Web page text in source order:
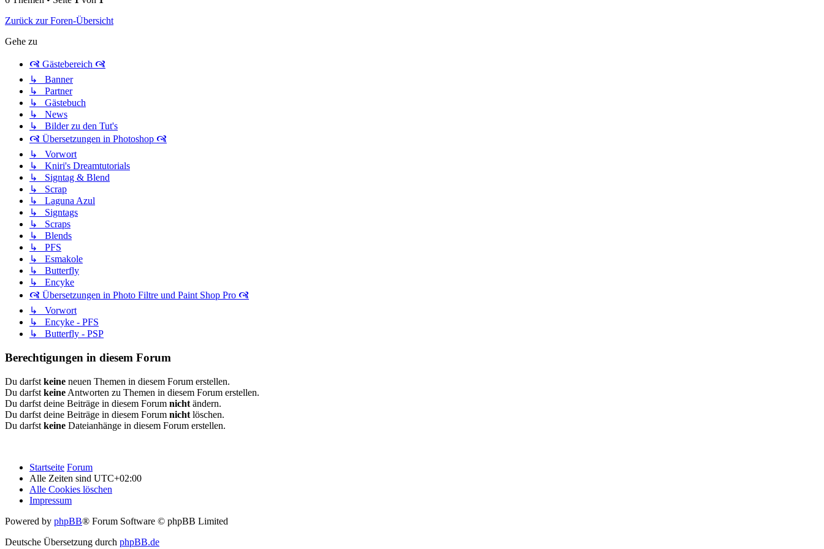
Zurück zur Foren-Übersicht
Gehe zu
🙧 Gästebereich 🙧
↳ Banner
↳ Partner
↳ Gästebuch
↳ News
↳ Bilder zu den Tut's
🙧 Übersetzungen in Photoshop 🙧
↳ Vorwort
↳ Kniri's Dreamtutorials
↳ Signtag & Blend
↳ Scrap
↳ Laguna Azul
↳ Signtags
↳ Scraps
↳ Blends
↳ PFS
↳ Esmakole
↳ Butterfly
↳ Encyke
🙧 Übersetzungen in Photo Filtre und Paint Shop Pro 🙧
↳ Vorwort
↳ Encyke - PFS
↳ Butterfly - PSP
Berechtigungen in diesem Forum
Du darfst keine neuen Themen in diesem Forum erstellen.
Du darfst keine Antworten zu Themen in diesem Forum erstellen.
Du darfst deine Beiträge in diesem Forum nicht ändern.
Du darfst deine Beiträge in diesem Forum nicht löschen.
Du darfst keine Dateianhänge in diesem Forum erstellen.
Startseite Forum
Alle Zeiten sind UTC+02:00
Alle Cookies löschen
Impressum
Powered by phpBB® Forum Software © phpBB Limited
Deutsche Übersetzung durch phpBB.de